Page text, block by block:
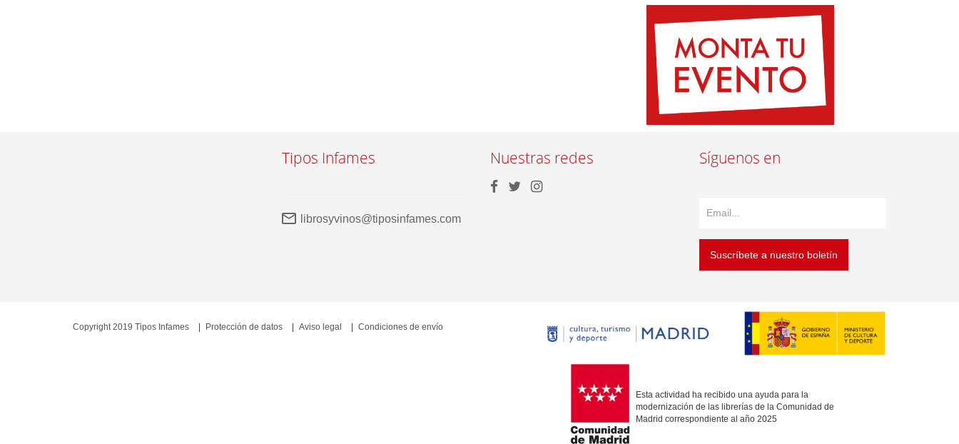
Tipos Infames
librosyvinos@tiposinfames.com
Nuestras redes Síguenos en
Suscríbete a nuestro boletín
Esta actividad ha recibido una ayuda para la
modernización de las librerías de la Comunidad de
Madrid correspondiente al año 2025
Copyright 2019 Tipos Infames Protección de datos Aviso legal Condiciones de envío